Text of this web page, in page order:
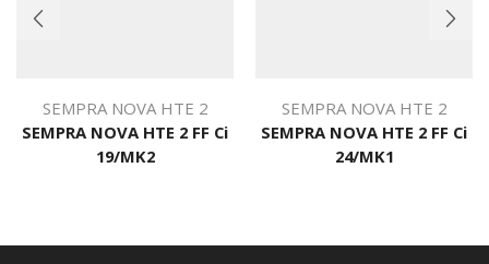
SEMPRA NOVA HTE 2
SEMPRA NOVA HTE 2 FF Ci
19/MK2
SEMPRA NOVA HTE 2
SEMPRA NOVA HTE 2 FF Ci
24/MK1